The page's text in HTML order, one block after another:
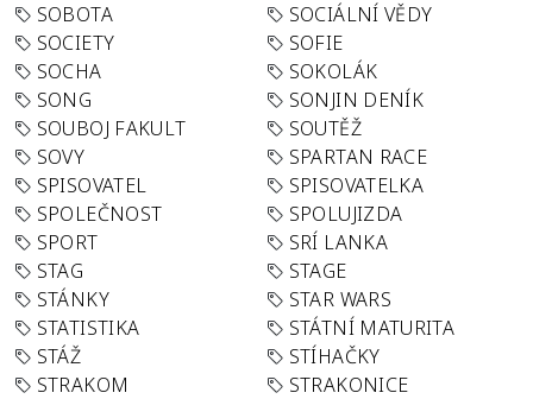
SOBOTA
SOCIÁLNÍ VĚDY
SOCIETY
SOFIE
SOCHA
SOKOLÁK
SONG
SONJIN DENÍK
SOUBOJ FAKULT
SOUTĚŽ
SOVY
SPARTAN RACE
SPISOVATEL
SPISOVATELKA
SPOLEČNOST
SPOLUJIZDA
SPORT
SRÍ LANKA
STAG
STAGE
STÁNKY
STAR WARS
STATISTIKA
STÁTNÍ MATURITA
STÁŽ
STÍHAČKY
STRAKOM
STRAKONICE